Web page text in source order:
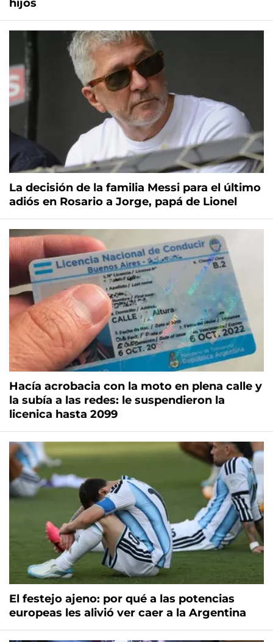
hijos
La decisión de la familia Messi para el último
adiós en Rosario a Jorge, papá de Lionel
Hacía acrobacia con la moto en plena calle y
la subía a las redes: le suspendieron la
licenica hasta 2099
El festejo ajeno: por qué a las potencias
europeas les alivió ver caer a la Argentina